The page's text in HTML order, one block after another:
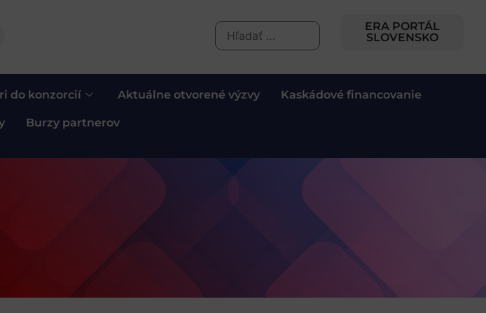
ERA PORTÁL
SLOVENSKO
do konzorcií Aktuálne otvorené výzvy Kaskádové financovanie
Burzy partnerov